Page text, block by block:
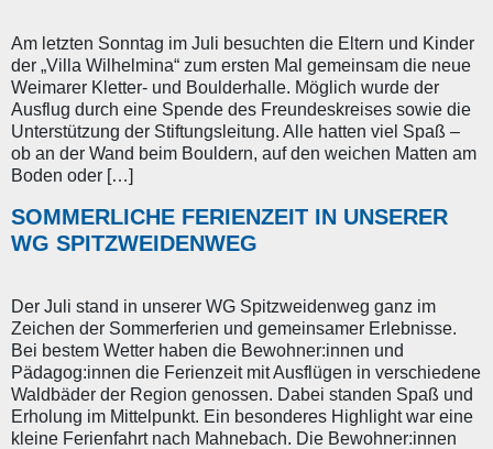
Am letzten Sonntag im Juli besuchten die Eltern und Kinder
der „Villa Wilhelmina“ zum ersten Mal gemeinsam die neue
Weimarer Kletter- und Boulderhalle. Möglich wurde der
Ausflug durch eine Spende des Freundeskreises sowie die
Unterstützung der Stiftungsleitung. Alle hatten viel Spaß –
ob an der Wand beim Bouldern, auf den weichen Matten am
Boden oder […]
SOMMERLICHE FERIENZEIT IN UNSERER
WG SPITZWEIDENWEG
Der Juli stand in unserer WG Spitzweidenweg ganz im
Zeichen der Sommerferien und gemeinsamer Erlebnisse.
Bei bestem Wetter haben die Bewohner:innen und
Pädagog:innen die Ferienzeit mit Ausflügen in verschiedene
Waldbäder der Region genossen. Dabei standen Spaß und
Erholung im Mittelpunkt. Ein besonderes Highlight war eine
kleine Ferienfahrt nach Mahnebach. Die Bewohner:innen